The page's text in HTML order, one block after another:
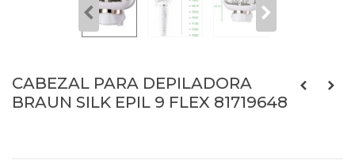
CABEZAL PARA DEPILADORA
BRAUN SILK EPIL 9 FLEX 81719648